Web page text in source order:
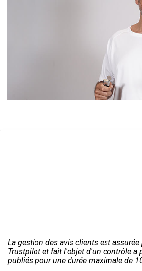
La gestion des avis clients est assurée
Trustpilot et fait l'objet d'un contrôle a
publiés pour une durée maximale de